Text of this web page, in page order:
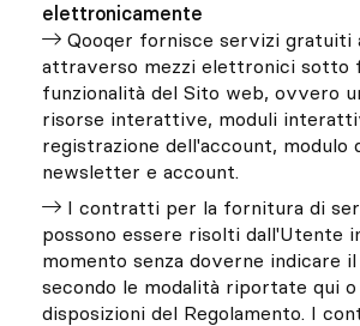
elettronicamente
Qooqer fornisce servizi gratuiti
attraverso mezzi elettronici sotto
funzionalità del Sito web, ovvero
risorse interattive, moduli
registrazione dell'account, modulo
newsletter e account.
I contratti per la fornitura di
possono essere risolti dall'Utente
momento senza doverne indicare
secondo le modalità riportate qui
disposizioni del Regolamento. I